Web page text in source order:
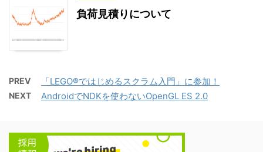
負荷見積りについて
PREV 「LEGO®ではじめるスクラム入門」に参加！
NEXT AndroidでNDKを使わないOpenGL ES 2.0